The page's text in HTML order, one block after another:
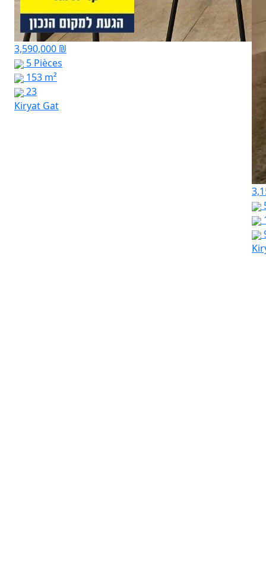
3,590,000 ₪
5 Pièces
153 m²
23
Kiryat Gat